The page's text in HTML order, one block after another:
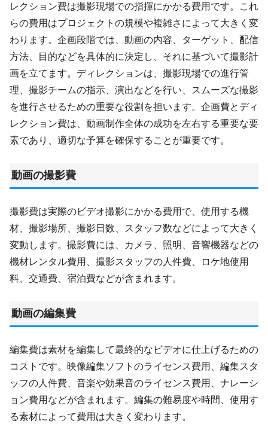
レクション費は撮影現場での指揮にかかる費用です。これ
らの費用はプロジェクトの規模や複雑さによって大きく変
わります。企画段階では、動画の内容、ターゲット、配信
方法、目的などを具体的に決定し、それに基づいて撮影計
画を立てます。ディレクションは、撮影現場での進行管
理、撮影チームの指示、演出などを行い、スムーズな撮影
を進行させるための重要な役割を担います。企画費とディ
レクション費は、動画制作全体の成功を左右する重要な要
素であり、適切な予算を確保することが重要です。
動画の撮影費
撮影費は実際のビデオ撮影にかかる費用で、使用する機
材、撮影場所、撮影日数、スタッフ数などによって大きく
変動します。撮影費には、カメラ、照明、音響機器などの
機材レンタル費用、撮影スタッフの人件費、ロケ地使用
料、交通費、宿泊費などが含まれます。
動画の編集費
編集費は素材を編集して最終的なビデオに仕上げるための
コストです。映像編集ソフトのライセンス費用、編集スタ
ッフの人件費、音楽や効果音のライセンス費用、ナレーシ
ョン費用などが含まれます。編集の難易度や時間、使用す
る素材によって費用は大きく変わります。